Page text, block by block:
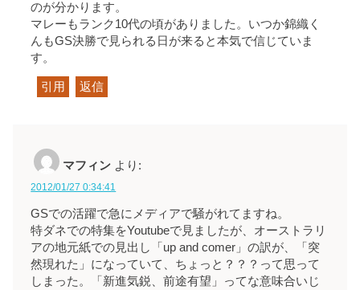
のが分かります。
マレーもランク10代の頃がありました。いつか錦織く
んもGS決勝で見られる日が来ると本気で信じていま
す。
引用 返信
マフィン より:
2012/01/27 0:34:41
GSでの活躍で急にメディアで騒がれてますね。
特ダネでの特集をYoutubeで見ましたが、オーストラリ
アの地元紙での見出し「up and comer」の訳が、「突
然現れた」になっていて、ちょっと？？？って思って
しまった。「新進気鋭、前途有望」ってな意味合いじ